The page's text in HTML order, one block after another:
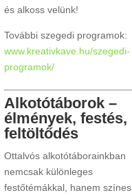
és alkoss velünk!
További szegedi programok:
www.kreativkave.hu/szegedi-
programok/
Alkotótáborok –
élmények, festés,
feltöltődés
Ottalvós alkotótáborainkban
nemcsak különleges
festőtémákkal, hanem színes